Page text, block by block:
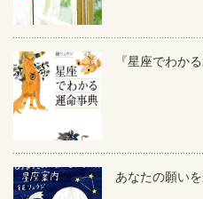
『星座でわか
あなたの願い